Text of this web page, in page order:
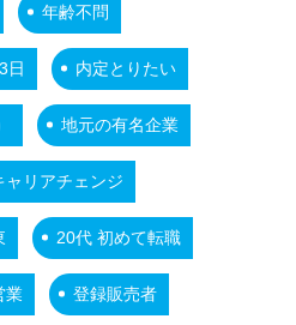
年齢不問
日 内定とりたい
地元の有名企業
ャリアチェンジ
20代 初めて転職
業 登録販売者